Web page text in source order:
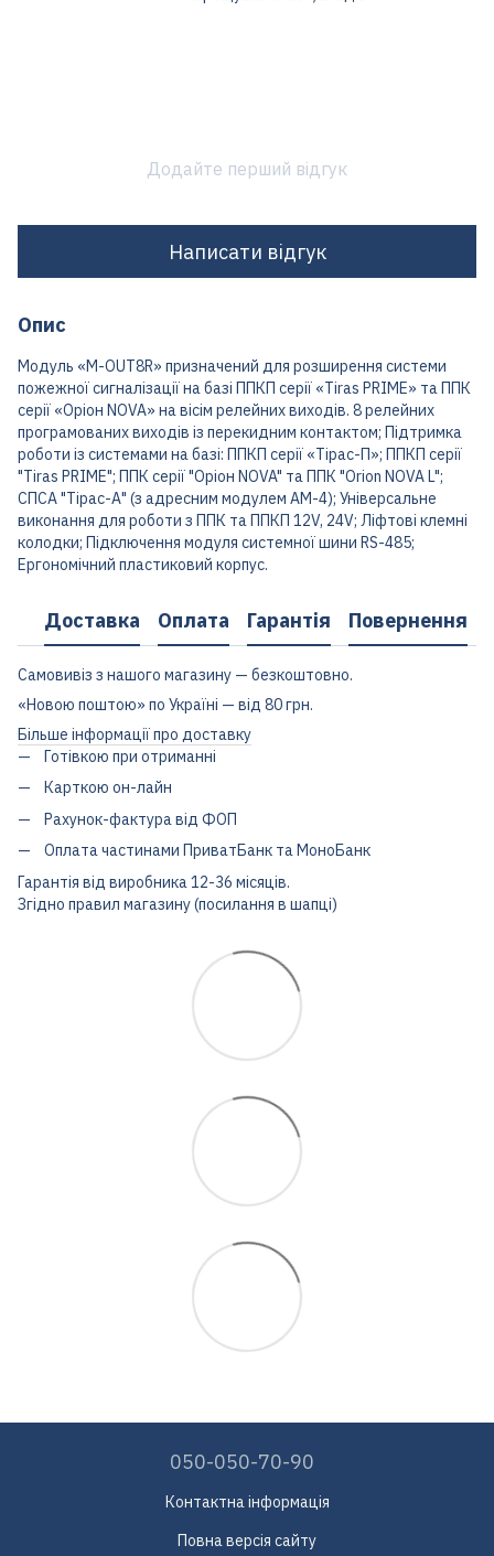
Додайте перший відгук
Написати відгук
Опис
Модуль «M-OUT8R» призначений для розширення системи
пожежної сигналізації на базі ППКП серії «Tiras PRIME» та ППК
серії «Оріон NOVA» на вісім релейних виходів. 8 релейних
програмованих виходів із перекидним контактом; Підтримка
роботи із системами на базі: ППКП серії «Тірас-П»; ППКП серії
"Tiras PRIME"; ППК серії "Оріон NOVA" та ППК "Orion NOVA L";
СПСА "Тірас-А" (з адресним модулем АМ-4); Універсальне
виконання для роботи з ППК та ППКП 12V, 24V; Ліфтові клемні
колодки; Підключення модуля системної шини RS-485;
Ергономічний пластиковий корпус.
Доставка Оплата Гарантія Повернення
Самовивіз з нашого магазину — безкоштовно.
«Новою поштою» по Україні — від 80 грн.
Більше інформації про доставку
Готівкою при отриманні
Карткою он-лайн
Рахунок-фактура від ФОП
Оплата частинами ПриватБанк та МоноБанк
Гарантія від виробника 12-36 місяців.
Згідно правил магазину (посилання в шапці)
050-050-70-90
Контактна інформація
Повна версія сайту